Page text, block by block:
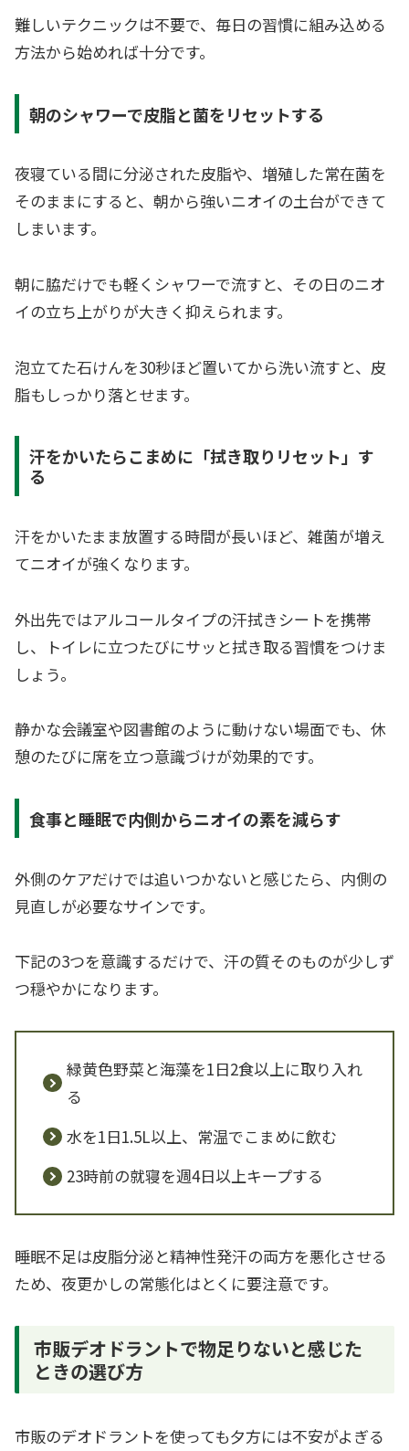
難しいテクニックは不要で、毎日の習慣に組み込める
方法から始めれば十分です。
朝のシャワーで皮脂と菌をリセットする
夜寝ている間に分泌された皮脂や、増殖した常在菌を
そのままにすると、朝から強いニオイの土台ができて
しまいます。
朝に脇だけでも軽くシャワーで流すと、その日のニオ
イの立ち上がりが大きく抑えられます。
泡立てた石けんを30秒ほど置いてから洗い流すと、皮
脂もしっかり落とせます。
汗をかいたらこまめに「拭き取りリセット」す
る
汗をかいたまま放置する時間が長いほど、雑菌が増え
てニオイが強くなります。
外出先ではアルコールタイプの汗拭きシートを携帯
し、トイレに立つたびにサッと拭き取る習慣をつけま
しょう。
静かな会議室や図書館のように動けない場面でも、休
憩のたびに席を立つ意識づけが効果的です。
食事と睡眠で内側からニオイの素を減らす
外側のケアだけでは追いつかないと感じたら、内側の
見直しが必要なサインです。
下記の3つを意識するだけで、汗の質そのものが少しず
つ穏やかになります。
緑黄色野菜と海藻を1日2食以上に取り入れ
る
水を1日1.5L以上、常温でこまめに飲む
23時前の就寝を週4日以上キープする
睡眠不足は皮脂分泌と精神性発汗の両方を悪化させる
ため、夜更かしの常態化はとくに要注意です。
市販デオドラントで物足りないと感じた
ときの選び方
市販のデオドラントを使っても夕方には不安がよぎる